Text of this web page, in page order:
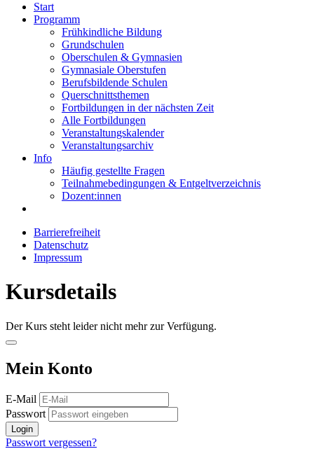
Start
Programm
Frühkindliche Bildung
Grundschulen
Oberschulen & Gymnasien
Gymnasiale Oberstufen
Berufsbildende Schulen
Querschnittsthemen
Fortbildungen in der nächsten Zeit
Alle Fortbildungen
Veranstaltungskalender
Veranstaltungsarchiv
Info
Häufig gestellte Fragen
Teilnahmebedingungen & Entgeltverzeichnis
Dozent:innen
Barrierefreiheit
Datenschutz
Impressum
Kursdetails
Der Kurs steht leider nicht mehr zur Verfügung.
Mein Konto
E-Mail
Passwort
Login
Passwort vergessen?